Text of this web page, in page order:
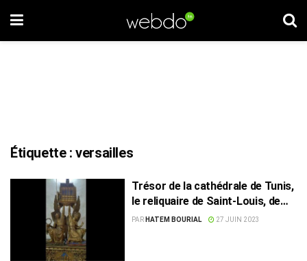
Étiquette :versailles
Trésor de la cathédrale de Tunis,
le reliquaire de Saint-Louis, de
Carthage et Versailles
PAR HATEM BOURIAL 27 JUIN 2023